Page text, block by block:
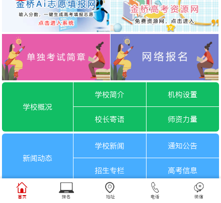
学校概况
学校简介 机构设置
校长寄语 师资力量
新闻动态
学校新闻 通知公告
招生专栏 高考信息
一月选考 六月选考
首页 报名 地址 电话 微信